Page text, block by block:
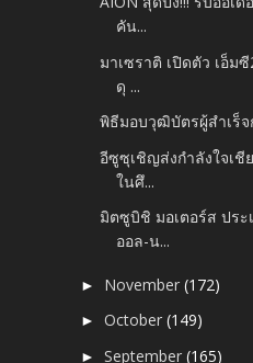
คัน...
มาเซราติ เปิดตัว เอ็ม
ดุ ...
พิธีมอบวุฒิบัตรผู้สำเร็
อีซูซุเชิญส่งกำลังใจเ
ในศึ...
มิตซูบิชิ มอเตอร์ส ปร
ออล-น...
► November(172)
►October(149)
►September(165)